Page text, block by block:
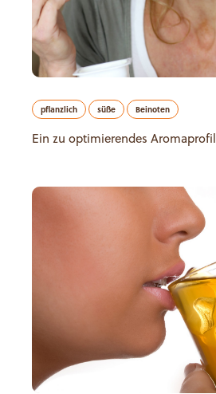
pflanzlich süße Beinoten
Ein zu optimierendes Aromaprofil